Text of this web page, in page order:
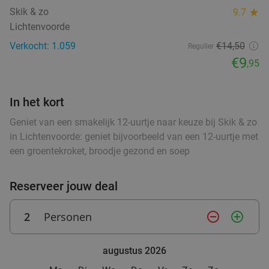
food
food
food
,95
35%
Warme drank + zoete snack naar keuze (enkel
Vandaag Morgen
SPAR city Zutphen
9.8star
Zutphen 27 min.directions_car
Verkocht: 94
35%
Warme drank + zoete snack naar keuze (enkel
of 10-strippenkaart) bij SPAR City Enschede
Ma Di Wo
Skik & zo 9.7 star
Lichtenvoorde
Verkocht: 1.059
Regulier €14,50
€9,95
In het kort
Geniet van een smakelijk 12-uurtje naar keuze bij Skik & zo
in Lichtenvoorde: geniet bijvoorbeeld van een 12-uurtje met
een groentekroket, broodje gezond en soep
Reserveer jouw deal
2 Personen remove_circle_outline add_circle_outline
augustus 2026